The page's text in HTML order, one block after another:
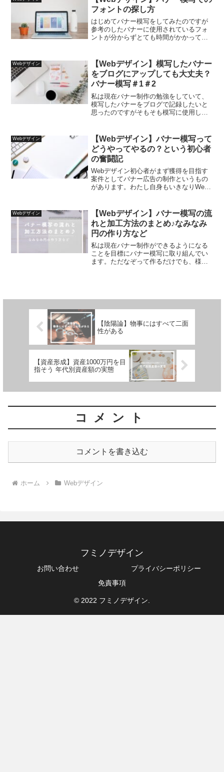
フォントの探し方
はじめてバナー模写をしてみたのですが
参考のしたバナーに使用されているフォ
ントが分からずとても時間がかかってし
能が搭載されていてそれを使うと画像に
使用されているフォ...
Webデザイン
【Webデザイン】模写したバナー
をブログにアップしても大丈夫？
バナー模写＃1＃2
私は現在バナー制作の勉強をしていて、
模写したバナーをブログで記録したいと
思ったのですがそもそも模写に使用した
で調べてみました。バナー模写した画像
はブログに載せられる！結...
Webデザイン
【Webデザイン】バナー模写って
どうやってやるの？という初心者
の奮闘記
Webデザイン初心者がまず獲得を目指す
案件としてバナー広告の制作というもの
があります。わたし自身もいきなりWeb
ナー制作を勉強中です。バナー制作は、
プロのWeb...
Webデザイン
【Webデザイン】バナー模写の流
れと加工方法のまとめ♪なみなみ
円の作り方など
私は現在バナー制作ができるようになる
ことを目標にバナー模写に取り組んでい
ます。ただなぞって作るだけでも、様々
【陰陽論】物事にはすべて二面
性がある
【資産形成】資産1000万円を目
指そう 年代別資産額の実態
コメント
コメントを書き込む
ホーム Webデザイン
フミノデザイン
お問い合わせ
プライバシーポリシー
免責事項
© 2022 フミノデザイン.